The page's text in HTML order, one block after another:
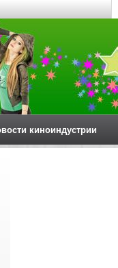
киноиндустрии